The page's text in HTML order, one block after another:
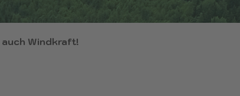
Windkraft!